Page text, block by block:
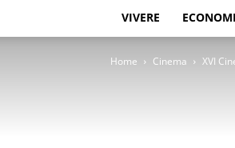
VIVERE
Home Cinema XVI